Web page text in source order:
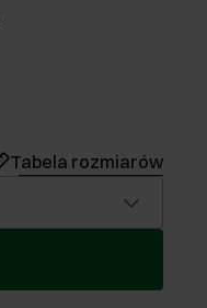
Tabela rozmiarów